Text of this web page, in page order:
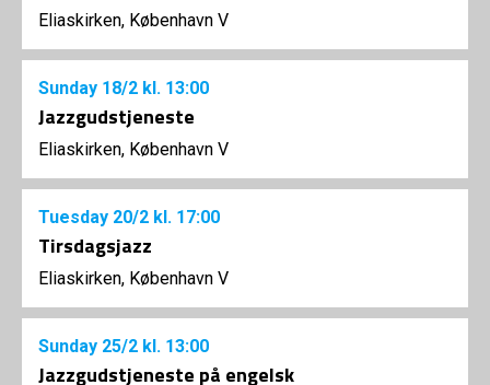
Eliaskirken, København V
Sunday 18/2 kl. 13:00
Jazzgudstjeneste
Eliaskirken, København V
Tuesday 20/2 kl. 17:00
Tirsdagsjazz
Eliaskirken, København V
Sunday 25/2 kl. 13:00
Jazzgudstjeneste på engelsk